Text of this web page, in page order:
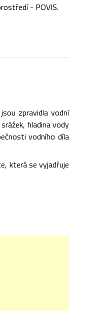
- POVIS.
zpravidla vodní
hladina vody
vodního díla
která se vyjadřuje